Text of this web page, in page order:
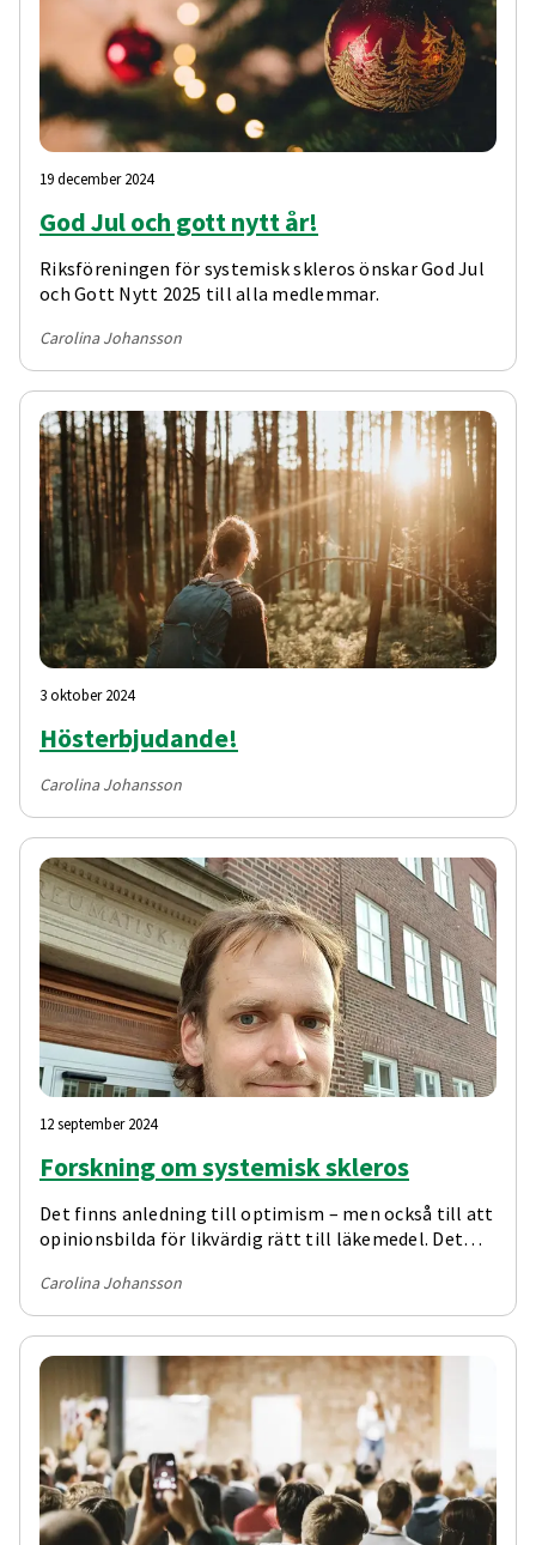
19 december 2024
God Jul och gott nytt år!
Riksföreningen för systemisk skleros önskar God Jul
och Gott Nytt 2025 till alla medlemmar.
Carolina Johansson
3 oktober 2024
Hösterbjudande!
Carolina Johansson
12 september 2024
Forskning om systemisk skleros
Det finns anledning till optimism – men också till att
opinionsbilda för likvärdig rätt till läkemedel. Det
forskare, som var inbjuden att tala vid den årliga
föreläsningsdagen som arrangerades av
Riksföreningen för systemisk skleros i juni.
Carolina Johansson